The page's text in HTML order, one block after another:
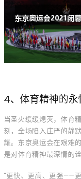
4、体育精神的永
当圣火缓缓熄灭，体育
刻，全场陷入庄严的静
耀。东京奥运会在艰难
是对体育精神最深情的诠
“更快、更高、更强——